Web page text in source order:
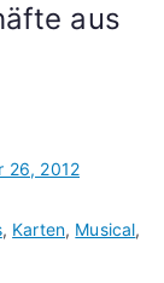
aus
26, 2012
, Karten, Musical,